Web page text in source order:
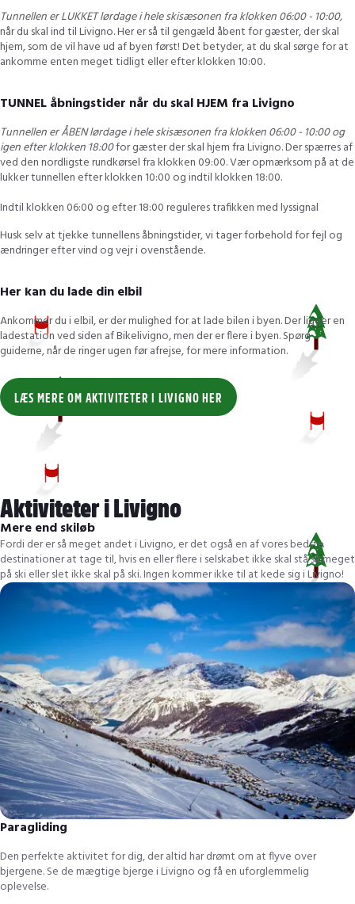
Tunnellen er LUKKET lørdage i hele skisæsonen fraklokken 06:00 - 10:00,
når du skal ind til Livigno. Her er så til gengæld åbent for gæster, der skal
hjem, som de vil have ud af byen først! Det betyder, at du skal sørge for at
ankomme enten meget tidligt eller efter klokken 10:00.
TUNNEL åbningstider når du skal HJEM fra Livigno
Tunnellen er ÅBEN lørdage i hele skisæsonen fra klokken 06:00 - 10:00 og
igen efter klokken 18:00for gæster der skal hjem fra Livigno. Der spærres af
ved den nordligste rundkørsel fra klokken 09:00. Vær opmærksom på at de
lukker tunnellen efter klokken 10:00 og indtil klokken 18:00.
Indtil klokken 06:00 og efter 18:00 reguleres trafikken med lyssignal
Husk selv at tjekke tunnellens åbningstider, vi tager forbehold for fejl og
ændringer efter vind og vejr i ovenstående.
Her kan du lade din elbil
Ankommer du i elbil, er der mulighed for at lade bilen i byen. Der ligger en
ladestation ved siden af Bikelivigno, men der er flere i byen. Spørg
guiderne, når de ringer ugen før afrejse, for mere information.
LÆS MERE OM AKTIVITETER I LIVIGNO HER
Aktiviteter i Livigno
Mere end skiløb
Fordi der er så meget andet i Livigno, er det også en af vores bedste
destinationer at tage til, hvis en eller flere i selskabet ikke skal stå så meget
på ski eller slet ikke skal på ski. Ingen kommer ikke til at kede sig i Livigno!
Paragliding
Den perfekte aktivitet for dig, der altid har drømt om at flyve over
bjergene. Se de mægtige bjerge i Livigno og få en uforglemmelig
oplevelse.